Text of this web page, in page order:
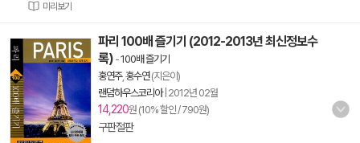
미리보기
파리 100배 즐기기 (2012-2013년 최신정보수
록) -100배 즐기기
홍연주, 홍수연(지은이)
랜덤하우스코리아| 2012년 02월
14,220원 (10% 할인 / 790원)
구판절판